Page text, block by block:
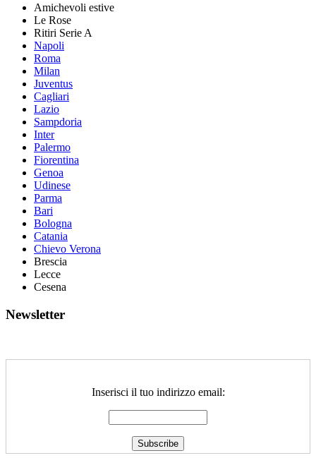
Amichevoli estive
Le Rose
Ritiri Serie A
Napoli
Roma
Milan
Juventus
Cagliari
Lazio
Sampdoria
Inter
Palermo
Fiorentina
Genoa
Udinese
Parma
Bari
Bologna
Catania
Chievo Verona
Brescia
Lecce
Cesena
Newsletter
Inserisci il tuo indirizzo email: